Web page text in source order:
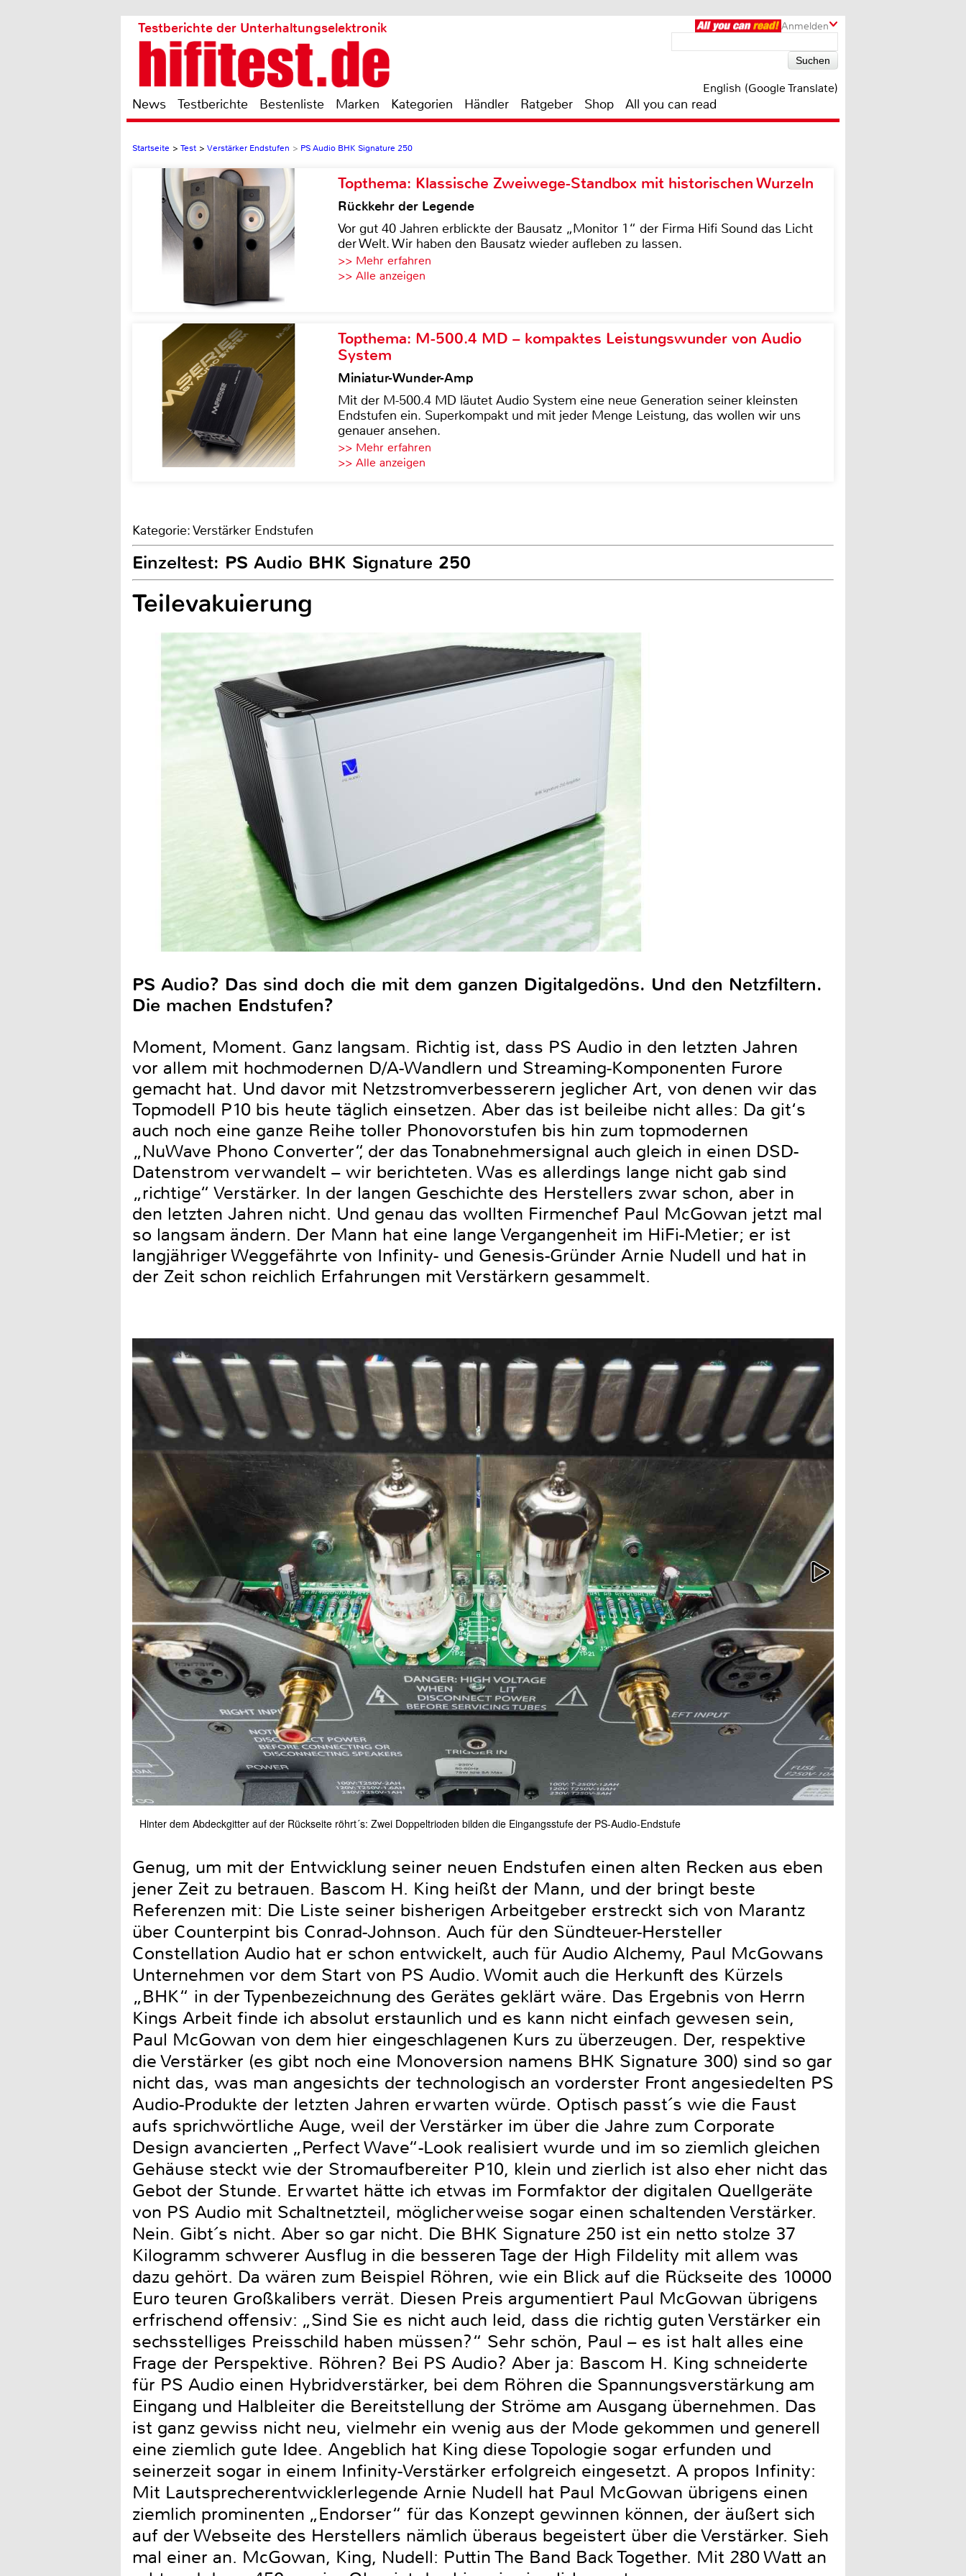
Anmelden
Testberichte der Unterhaltungselektronik
English (Google Translate)
News Testberichte Bestenliste Marken Kategorien Händler Ratgeber Shop All you can read
Startseite > Test > Verstärker Endstufen > PS Audio BHK Signature 250
Topthema: Klassische Zweiwege-Standbox mit historischen Wurzeln
Rückkehr der Legende
Vor gut 40 Jahren erblickte der Bausatz „Monitor 1“ der Firma Hifi Sound das Licht
der Welt. Wir haben den Bausatz wieder aufleben zu lassen.
>> Mehr erfahren
>> Alle anzeigen
Topthema: M-500.4 MD – kompaktes Leistungswunder von Audio
System
Miniatur-Wunder-Amp
Mit der M-500.4 MD läutet Audio System eine neue Generation seiner kleinsten
Endstufen ein. Superkompakt und mit jeder Menge Leistung, das wollen wir uns
genauer ansehen.
>> Mehr erfahren
>> Alle anzeigen
Kategorie: Verstärker Endstufen
Einzeltest: PS Audio BHK Signature 250
Teilevakuierung
PS Audio? Das sind doch die mit dem ganzen Digitalgedöns. Und den Netzfiltern.
Die machen Endstufen?
Moment, Moment. Ganz langsam. Richtig ist, dass PS Audio in den letzten Jahren
vor allem mit hochmodernen D/A-Wandlern und Streaming-Komponenten Furore
gemacht hat. Und davor mit Netzstromverbesserern jeglicher Art, von denen wir das
Topmodell P10 bis heute täglich einsetzen. Aber das ist beileibe nicht alles: Da git‘s
auch noch eine ganze Reihe toller Phonovorstufen bis hin zum topmodernen
„NuWave Phono Converter“, der das Tonabnehmersignal auch gleich in einen DSD-
Datenstrom verwandelt – wir berichteten. Was es allerdings lange nicht gab sind
„richtige“ Verstärker. In der langen Geschichte des Herstellers zwar schon, aber in
den letzten Jahren nicht. Und genau das wollten Firmenchef Paul McGowan jetzt mal
so langsam ändern. Der Mann hat eine lange Vergangenheit im HiFi-Metier; er ist
langjähriger Weggefährte von Infinity- und Genesis-Gründer Arnie Nudell und hat in
der Zeit schon reichlich Erfahrungen mit Verstärkern gesammelt.
Hinter dem Abdeckgitter auf der Rückseite röhrt´s: Zwei Doppeltrioden bilden die Eingangsstufe der PS-Audio-Endstufe
Genug, um mit der Entwicklung seiner neuen Endstufen einen alten Recken aus eben
jener Zeit zu betrauen. Bascom H. King heißt der Mann, und der bringt beste
Referenzen mit: Die Liste seiner bisherigen Arbeitgeber erstreckt sich von Marantz
über Counterpint bis Conrad-Johnson. Auch für den Sündteuer-Hersteller
Constellation Audio hat er schon entwickelt, auch für Audio Alchemy, Paul McGowans
Unternehmen vor dem Start von PS Audio. Womit auch die Herkunft des Kürzels
„BHK“ in der Typenbezeichnung des Gerätes geklärt wäre. Das Ergebnis von Herrn
Kings Arbeit finde ich absolut erstaunlich und es kann nicht einfach gewesen sein,
Paul McGowan von dem hier eingeschlagenen Kurs zu überzeugen. Der, respektive
die Verstärker (es gibt noch eine Monoversion namens BHK Signature 300) sind so gar
nicht das, was man angesichts der technologisch an vorderster Front angesiedelten PS
Audio-Produkte der letzten Jahren erwarten würde. Optisch passt´s wie die Faust
aufs sprichwörtliche Auge, weil der Verstärker im über die Jahre zum Corporate
Design avancierten „Perfect Wave“-Look realisiert wurde und im so ziemlich gleichen
Gehäuse steckt wie der Stromaufbereiter P10, klein und zierlich ist also eher nicht das
Gebot der Stunde. Erwartet hätte ich etwas im Formfaktor der digitalen Quellgeräte
von PS Audio mit Schaltnetzteil, möglicherweise sogar einen schaltenden Verstärker.
Nein. Gibt´s nicht. Aber so gar nicht. Die BHK Signature 250 ist ein netto stolze 37
Kilogramm schwerer Ausflug in die besseren Tage der High Fildelity mit allem was
dazu gehört. Da wären zum Beispiel Röhren, wie ein Blick auf die Rückseite des 10000
Euro teuren Großkalibers verrät. Diesen Preis argumentiert Paul McGowan übrigens
erfrischend offensiv: „Sind Sie es nicht auch leid, dass die richtig guten Verstärker ein
sechsstelliges Preisschild haben müssen?“ Sehr schön, Paul – es ist halt alles eine
Frage der Perspektive. Röhren? Bei PS Audio? Aber ja: Bascom H. King schneiderte
für PS Audio einen Hybridverstärker, bei dem Röhren die Spannungsverstärkung am
Eingang und Halbleiter die Bereitstellung der Ströme am Ausgang übernehmen. Das
ist ganz gewiss nicht neu, vielmehr ein wenig aus der Mode gekommen und generell
eine ziemlich gute Idee. Angeblich hat King diese Topologie sogar erfunden und
seinerzeit sogar in einem Infinity-Verstärker erfolgreich eingesetzt. A propos Infinity:
Mit Lautsprecherentwicklerlegende Arnie Nudell hat Paul McGowan übrigens einen
ziemlich prominenten „Endorser“ für das Konzept gewinnen können, der äußert sich
auf der Webseite des Herstellers nämlich überaus begeistert über die Verstärker. Sieh
mal einer an. McGowan, King, Nudell: Puttin The Band Back Together. Mit 280 Watt an